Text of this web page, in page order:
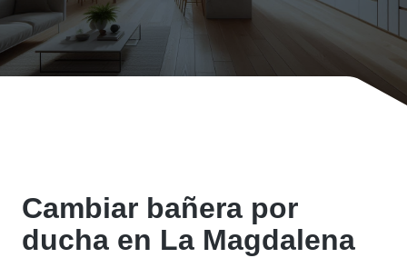
Cambiar bañera por
ducha en La Magdalena